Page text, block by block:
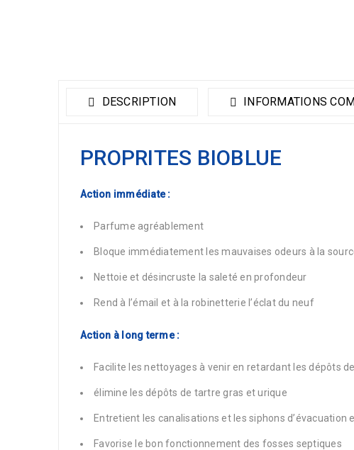
DESCRIPTION INFORMATIONS
PROPRITES BIOBLUE
Action immédiate :
Parfume agréablement
Bloque immédiatement les mauvaises odeurs à la
Nettoie et désincruste la saleté en profondeur
Rend à l’émail et à la robinetterie l’éclat du neuf
Action à long terme :
Facilite les nettoyages à venir en retardant les dépôts
élimine les dépôts de tartre gras et urique
Entretient les canalisations et les siphons
Favorise le bon fonctionnement des fosses septiques